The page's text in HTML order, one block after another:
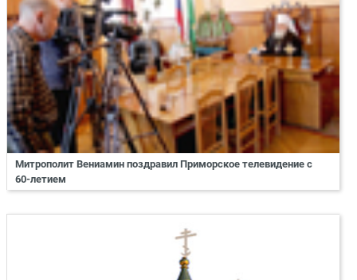
Митрополит Вениамин поздравил Приморское телевидение с
60-летием